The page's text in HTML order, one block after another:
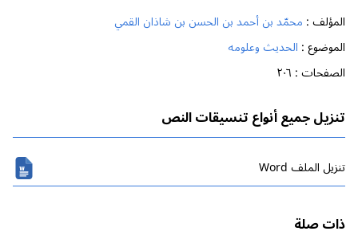
المؤلف : محمّد بن أحمد بن الحسن بن شاذان القمي
الموضوع : الحديث وعلومه
الصفحات : ٢٠٦
تنزيل جميع أنواع تنسيقات النص
تنزیل الملف Word
ذات صلة